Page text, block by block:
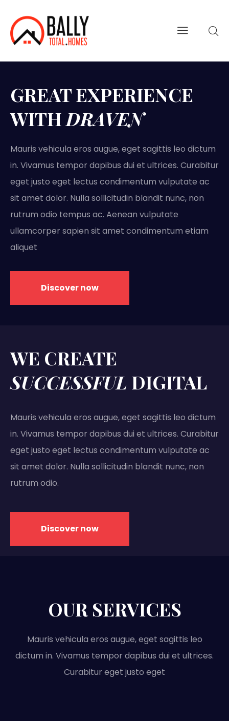
GREAT EXPERIENCE
WITH DRAVEN
Mauris vehicula eros augue, eget sagittis leo dictum
in. Vivamus tempor dapibus dui et ultrices. Curabitur
eget justo eget lectus condimentum vulputate ac
sit amet dolor. Nulla sollicitudin blandit nunc, non
rutrum odio tempus ac. Aenean vulputate
ullamcorper sapien sit amet condimentum etiam
aliquet
Discover now
WE CREATE
SUCCESSFUL DIGITAL
Mauris vehicula eros augue, eget sagittis leo dictum
in. Vivamus tempor dapibus dui et ultrices. Curabitur
eget justo eget lectus condimentum vulputate ac
sit amet dolor. Nulla sollicitudin blandit nunc, non
rutrum odio.
Discover now
OUR SERVICES
Mauris vehicula eros augue, eget sagittis leo
dictum in. Vivamus tempor dapibus dui et ultrices.
Curabitur eget justo eget